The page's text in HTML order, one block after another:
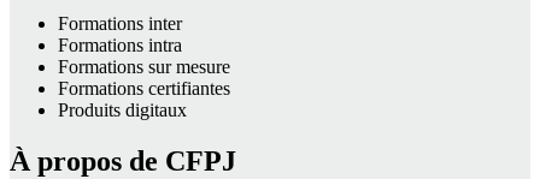
Formations inter
Formations intra
Formations sur mesure
Formations certifiantes
Produits digitaux
À propos de CFPJ